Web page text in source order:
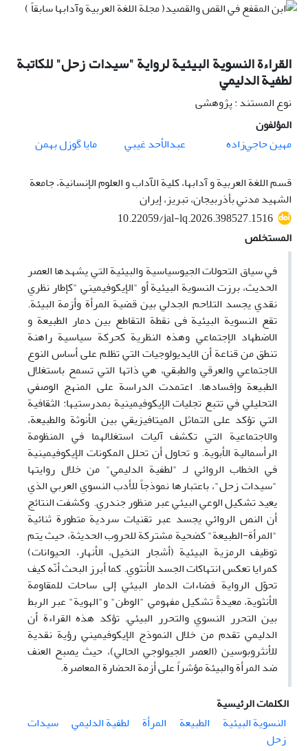
القراءة النسویة البیئیة لرواية "سيدات زحل" للكاتبة
لطفية الدليمي
نوع المستند : پژوهشی
المؤلفون
مهین حاجي‌زاده
عبدالأحد غیبي
مایا گوزل بهمن
قسم اللغة العربیة و آدابها، كلیة الآداب و العلوم الإنسانیة، جامعة
الشهید مدني بأذربیجان، تبریز، إیران
10.22059/jal-lq.2026.398527.1516
المستخلص
في سياق التحولات الجيوسياسية والبيئية التي يشهدها العصر
الحديث، برزت النسویة البیئیة أو "الإيكوفيميني "كإطار نظري
نقدي يجسد التلاحم الجدلي بين قضية المرأة وأزمة البيئة.
تقع النسویة البیئیة فی نقطة التقاطع بین دمار الطبیعة و
الاضطهاد الإجتماعي وهذه النظریة کحرکة سیاسیة راهنة
تنطق من قناعة أن الایدیولوجیات التي تظلم علی أساس النوع
الاجتماعي والعرقي والطبقي، هي ذاتها التي تسمح باستغلال
الطبیعة وإفسادها. اعتمدت الدراسة علی المنهج الوصفي
التحليلي في تتبع تجليات الإيكوفيمينية بمدرستيها: الثقافية
التي تؤكد على التماثل الميتافيزيقي بين الأنوثة والطبيعة،
والاجتماعية التي تكشف آليات استغلالهما في المنظومة
الرأسمالية الأبوية. و تحاول أن تحلل المكونات الإيكوفيمينية
في الخطاب الروائي لـ "لطفية الدليمي" من خلال روايتها
"سيدات زحل"، باعتبارها نموذجاً للأدب النسوي العربي الذي
يعيد تشكيل الوعي البيئي عبر منظور جندري. وكشفت النتائج
أن النص الروائي يجسد عبر تقنيات سردية متطورة ثنائية
"المرأة-الطبيعة" كضحية مشتركة للحروب الحديثة، حيث يتم
توظيف الرمزية البيئية (أشجار النخيل، الأنهار، الحيوانات)
كمرايا تعكس انتهاكات الجسد الأنثوي. كما أبرز البحث أنّه كيف
تحوّل الرواية فضاءات الدمار البيئي إلى ساحات للمقاومة
الأنثوية، معيدةً تشكيل مفهومي "الوطن" و"الهوية" عبر الربط
بين التحرر النسوي والتحرر البيئي. تؤكد هذه القراءة أن
الدليمي تقدم من خلال النموذج الإيكوفيميني رؤية نقدية
للأنثروبوسين (العصر الجيولوجي الحالي)، حيث يصبح العنف
ضد المرأة والبيئة مؤشراً على أزمة الحضارة المعاصرة.
الكلمات الرئيسية
النسویة البیئیة
الطبيعة المرأة لطفية الدليمي
سيدات
زحل